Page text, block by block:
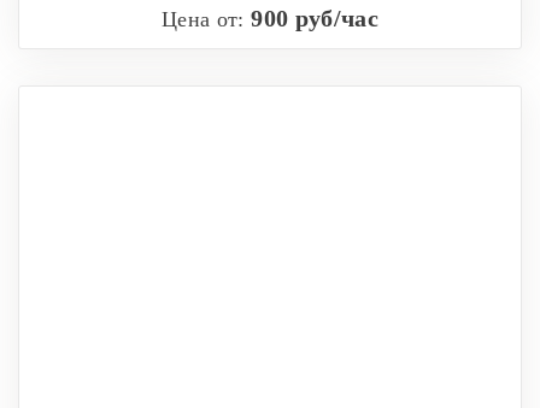
Цена от:900 руб/час